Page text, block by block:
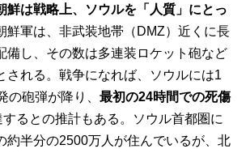
鮮は戦略上、ソウルを「人質」にとっ
鮮軍は、非武装地帯（DMZ）近くに長
備し、その数は多連装ロケット砲など
される。戦争になれば、ソウルには1
の砲弾が降り、最初の24時間での死傷
するとの推計もある。ソウル首都圏に
約半分の2500万人が住んでいるが、北